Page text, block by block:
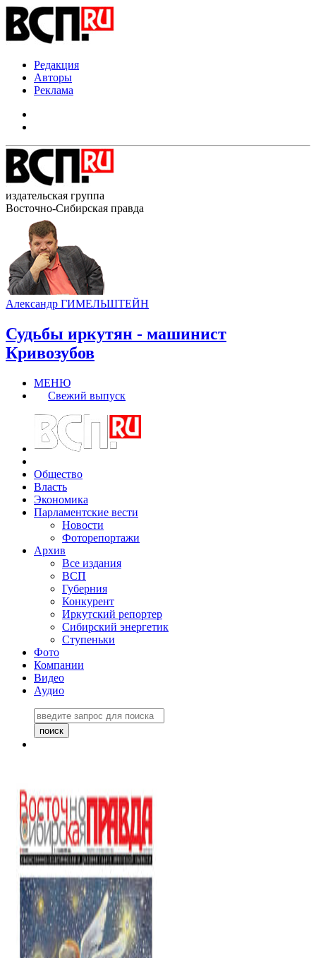
Редакция
Авторы
Реклама
издательская группа
Восточно-Сибирская правда
Александр ГИМЕЛЬШТЕЙН
Судьбы иркутян - машинист
Кривозубов
МЕНЮ
Свежий выпуск
Общество
Власть
Экономика
Парламентские вести
Новости
Фоторепортажи
Архив
Все издания
ВСП
Губерния
Конкурент
Иркутский репортер
Сибирский энергетик
Ступеньки
Фото
Компании
Видео
Аудио